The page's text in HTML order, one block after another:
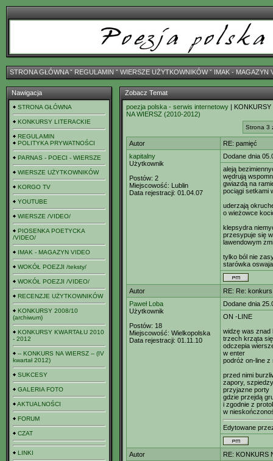
STRONA GŁÓWNAˇ REGULAMIN ˇ WIERSZE UŻYTKOWNIKÓWˇ IMAK - MAGAZYN
Nawigacja
STRONA GŁÓWNA
KONKURSY LITERACKIE
REGULAMIN
POLITYKA PRYWATNOŚCI
PARNAS - POECI - WIERSZE
WIERSZE UŻYTKOWNIKÓW
KORGO TV
YOUTUBE
WIERSZE /VIDEO/
PIOSENKA POETYCKA
/VIDEO/
IMAK - MAGAZYN VIDEO
WOKÓŁ POEZJI /teksty/
WOKÓŁ POEZJI /VIDEO/
RECENZJE UŻYTKOWNIKÓW
KONKURSY 2008/10
(archiwum)
KONKURSY KWARTAŁU 2010
- 2012
-- KONKURS NA WIERSZ -- (IV
kwartał 2012)
SUKCESY
GALERIA FOTO
AKTUALNOŚCI
FORUM
CZAT
LINKI
Zobacz Temat
poezja polska - serwis internetowy |
NA WIERSZ (2010-2012)
Strona 3
Autor
RE: pamięć
kapitalny
Użytkownik
Postów: 2
Miejscowość: Lublin
Data rejestracji: 01.04.07
Dodane dnia
aleją
wędrują
gwiazdą na
pociągi setkami
uderzają
o wieżowce
klepsydra
przesypuje się w
lawendowym
tylko ból nie
starówka
Autor
RE: Re: konkurs
Paweł Loba
Użytkownik
Postów: 18
Miejscowość: Wielkopolska
Data rejestracji: 01.11.10
Dodane dnia
ON -LINE
widzę was znad
trzech krząta
odczepia
w enter
podróż on-line z
przed nimi
zapory, szpiedzy
przyjazne porty
gdzie przejdą
i zgodnie z
w
Edytowane
Autor
RE: KONKURS